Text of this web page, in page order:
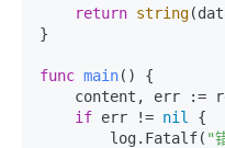
return string
}
func main()
{
content, err :=
if err != nil
{
        log.Fatalf(
"